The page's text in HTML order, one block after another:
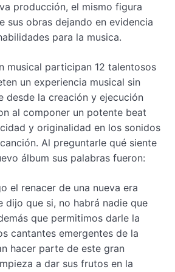
producción, el mismo figura
sus obras dejando en evidencia
para la musica.
musical participan 12 talentosos
un experiencia musical sin
desde la creación y ejecución
al componer un potente beat
y originalidad en los sonidos
Al preguntarle qué siente
álbum sus palabras fueron:
el renacer de una nueva era
dijo que si, no habrá nadie que
que permitimos darle la
cantantes emergentes de la
hacer parte de este gran
a dar sus frutos en la